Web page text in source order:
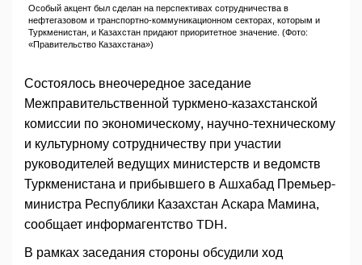
Особый акцент был сделан на перспективах сотрудничества в
нефтегазовом и транспортно-коммуникационном секторах, которым и
Туркменистан, и Казахстан придают приоритетное значение. (Фото:
«Правительство Казахстана»)
Состоялось внеочередное заседание
Межправительственной туркмено-казахстанской
комиссии по экономическому, научно-техническому
и культурному сотрудничеству при участии
руководителей ведущих министерств и ведомств
Туркменистана и прибывшего в Ашхабад Премьер-
министра Республики Казахстан Аскара Мамина,
сообщает информагентство TDH.
В рамках заседания стороны обсудили ход